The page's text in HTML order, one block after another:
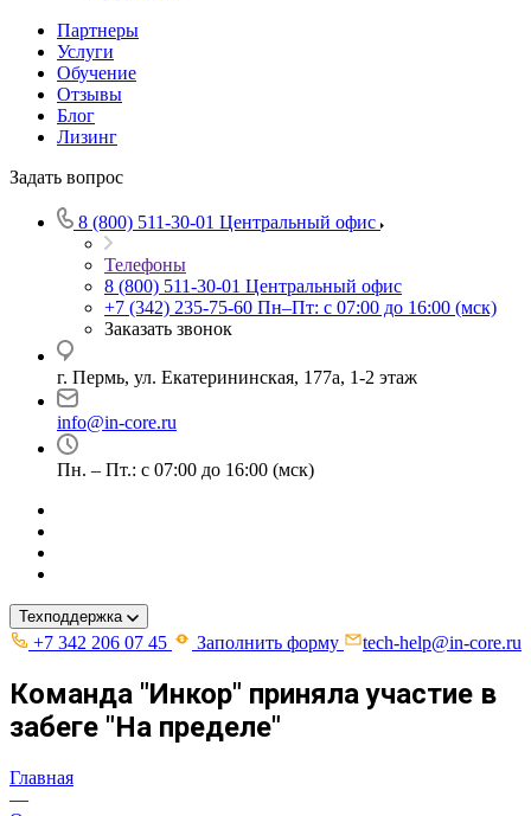
Партнеры
Услуги
Обучение
Отзывы
Блог
Лизинг
Задать вопрос
8 (800) 511-30-01 Центральный офис
Телефоны
8 (800) 511-30-01 Центральный офис
+7 (342) 235-75-60 Пн–Пт: с 07:00 до 16:00 (мск)
Заказать звонок
г. Пермь, ул. ​Екатерининская, 177а, ​1-2 этаж
info@in-core.ru
Пн. – Пт.: с 07:00 до 16:00 (мск)
Техподдержка
+7 342 206 07 45 Заполнить форму tech-help@in-core.ru
Команда "Инкор" приняла участие в
забеге "На пределе"
Главная
—